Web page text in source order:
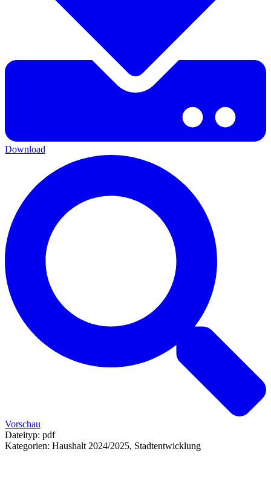
Download
Vorschau
Dateityp: pdf
Kategorien: Haushalt 2024/2025, Stadtentwicklung